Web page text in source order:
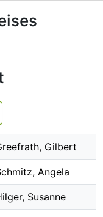
Gilbert
Angela
Susanne